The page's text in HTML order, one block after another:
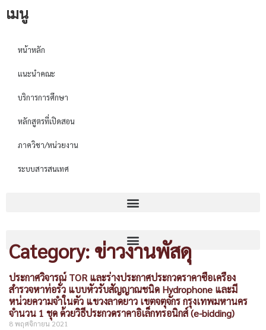
เมนู
หน้าหลัก
แนะนำคณะ
บริการการศึกษา
หลักสูตรที่เปิดสอน
ภาควิชา/หน่วยงาน
ระบบสารสนเทศ
Category: ข่าวงานพัสดุ
ประกาศวิจารณ์ TOR และร่างประกาศประกวดราคาซื้อเครื่อง
สำรวจหาท่อรั่ว แบบหัวรับสัญญาณชนิด Hydrophone และมี
หน่วยความจำในตัว แขวงลาดยาว เขตจตุจักร กรุงเทพมหานคร
จำนวน 1 ชุด ด้วยวิธีประกวดราคาอิเล็กทรอนิกส์ (e-bidding)
8 พฤศจิกายน 2021